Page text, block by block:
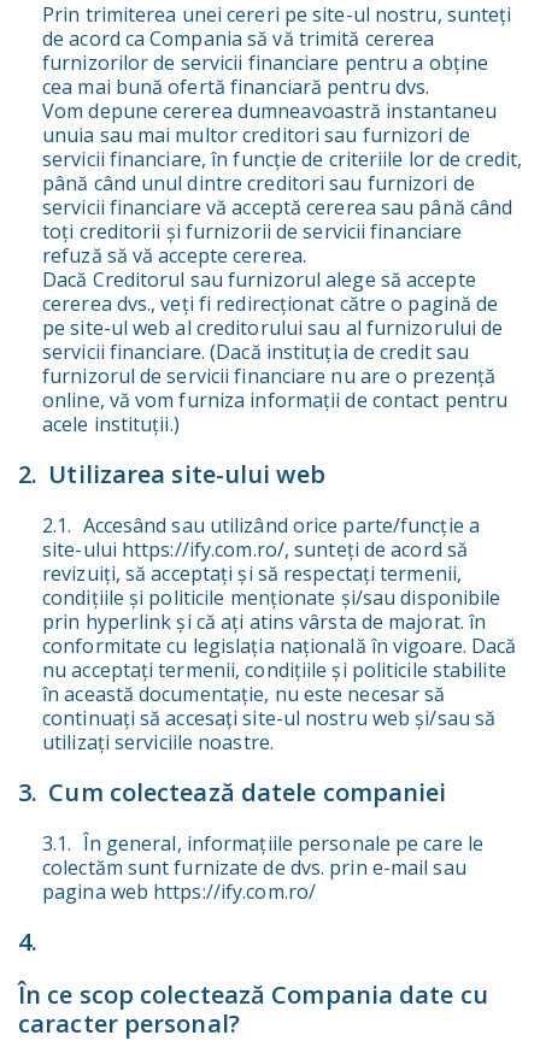
Prin trimiterea unei cereri pe site-ul nostru, sunteți
de acord ca Compania să vă trimită cererea
furnizorilor de servicii financiare pentru a obține
cea mai bună ofertă financiară pentru dvs.
Vom depune cererea dumneavoastră instantaneu
unuia sau mai multor creditori sau furnizori de
servicii financiare, în funcție de criteriile lor de credit,
până când unul dintre creditori sau furnizori de
servicii financiare vă acceptă cererea sau până când
toți creditorii și furnizorii de servicii financiare
refuză să vă accepte cererea.
Dacă Creditorul sau furnizorul alege să accepte
cererea dvs., veți fi redirecționat către o pagină de
pe site-ul web al creditorului sau al furnizorului de
servicii financiare. (Dacă instituția de credit sau
furnizorul de servicii financiare nu are o prezență
online, vă vom furniza informații de contact pentru
acele instituții.)
Utilizarea site-ului web
Accesând sau utilizând orice parte/funcție a
site-ului https://ify.com.ro/, sunteți de acord să
revizuiți, să acceptați și să respectați termenii,
condițiile și politicile menționate și/sau disponibile
prin hyperlink și că ați atins vârsta de majorat. în
conformitate cu legislația națională în vigoare. Dacă
nu acceptați termenii, condițiile și politicile stabilite
în această documentație, nu este necesar să
continuați să accesați site-ul nostru web și/sau să
utilizați serviciile noastre.
Cum colectează datele companiei
În general, informațiile personale pe care le
colectăm sunt furnizate de dvs. prin e-mail sau
pagina web https://ify.com.ro/
În ce scop colectează Compania date cu
caracter personal?